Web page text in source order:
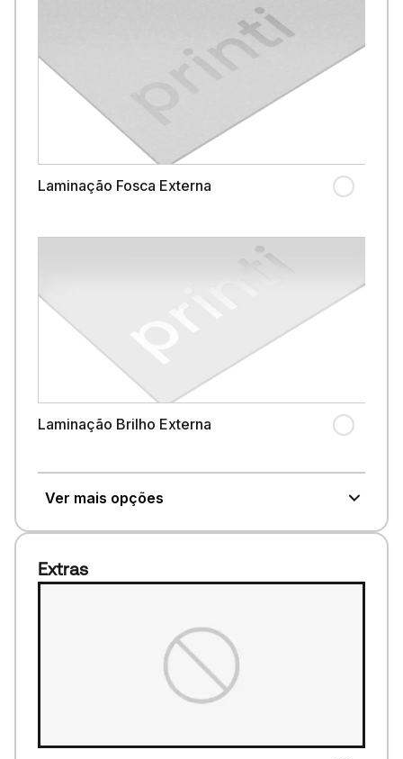
Laminação Fosca Externa
Laminação Brilho Externa
Ver mais opções
Extras